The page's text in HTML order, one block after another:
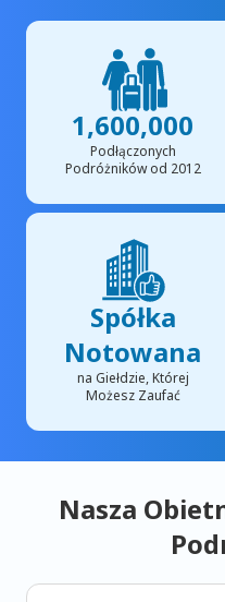
1,600,000
Podłączonych
Podróżników od 2012
Spółka
Notowana
na Giełdzie, Której
Możesz Zaufać
Nasza